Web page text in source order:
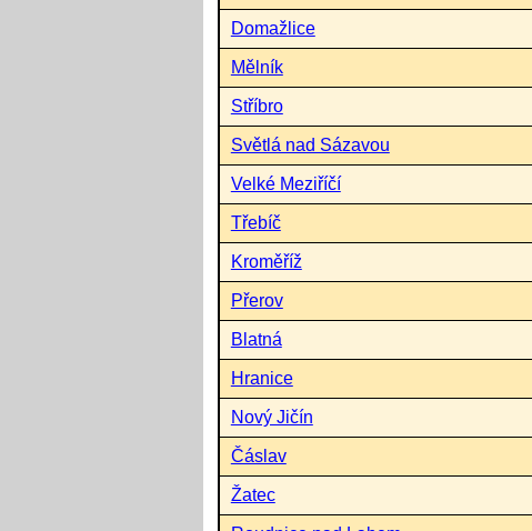
Domažlice
Mělník
Stříbro
Světlá nad Sázavou
Velké Meziříčí
Třebíč
Kroměříž
Přerov
Blatná
Hranice
Nový Jičín
Čáslav
Žatec